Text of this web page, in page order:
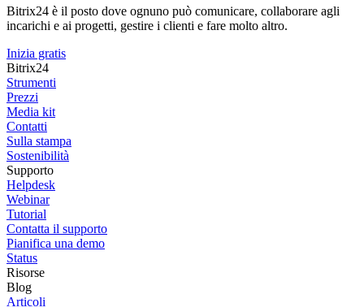
Bitrix24 è il posto dove ognuno può comunicare, collaborare agli
incarichi e ai progetti, gestire i clienti e fare molto altro.
Inizia gratis
Bitrix24
Strumenti
Prezzi
Media kit
Contatti
Sulla stampa
Sostenibilità
Supporto
Helpdesk
Webinar
Tutorial
Contatta il supporto
Pianifica una demo
Status
Risorse
Blog
Articoli